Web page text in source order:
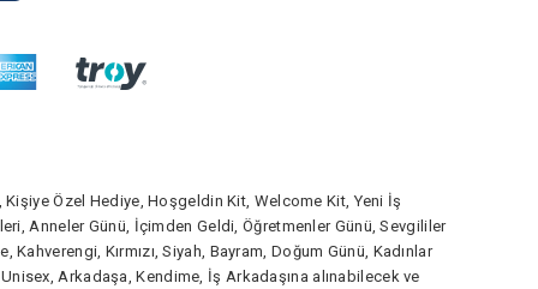
Özel Hediye, Hoşgeldin Kit, Welcome Kit, Yeni İş
Anneler Günü, İçimden Geldi, Öğretmenler Günü, Sevgililer
Kahverengi, Kırmızı, Siyah, Bayram, Doğum Günü, Kadınlar
Arkadaşa, Kendime, İş Arkadaşına alınabilecek ve